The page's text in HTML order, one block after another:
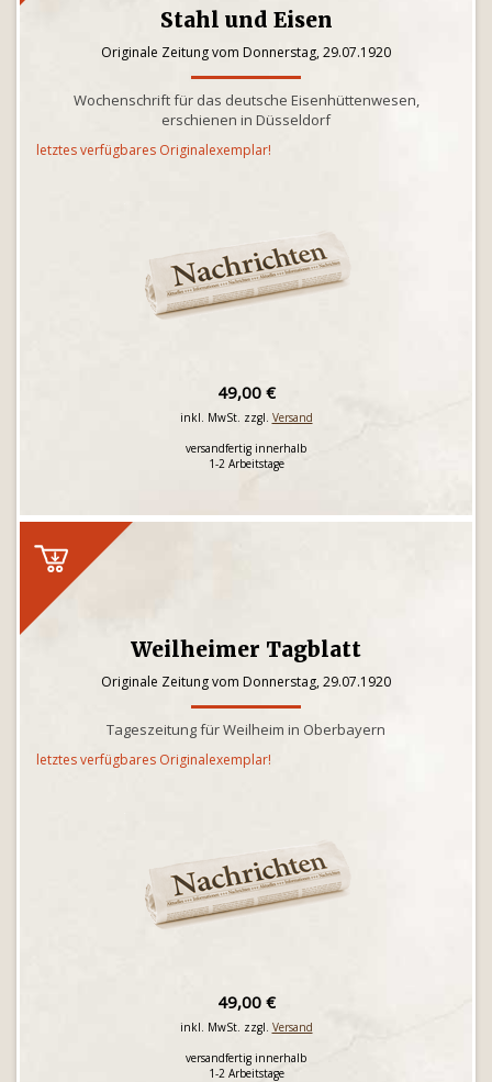
Stahl und Eisen
Originale Zeitung vom Donnerstag, 29.07.1920
Wochenschrift für das deutsche Eisenhüttenwesen,
erschienen in Düsseldorf
letztes verfügbares Originalexemplar!
49,00 €
inkl. MwSt. zzgl. Versand
versandfertig innerhalb
1-2 Arbeitstage
Weilheimer Tagblatt
Originale Zeitung vom Donnerstag, 29.07.1920
Tageszeitung für Weilheim in Oberbayern
letztes verfügbares Originalexemplar!
49,00 €
inkl. MwSt. zzgl. Versand
versandfertig innerhalb
1-2 Arbeitstage